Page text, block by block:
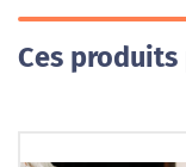
Ces